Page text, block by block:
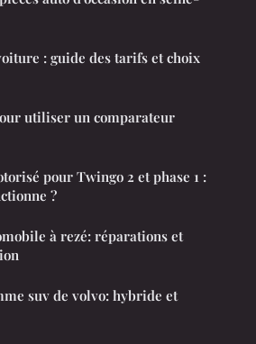
: guide des tarifs et choix
utiliser un comparateur
pour Twingo 2 et phase 1 :
?
à rezé: réparations et
suv de volvo: hybride et